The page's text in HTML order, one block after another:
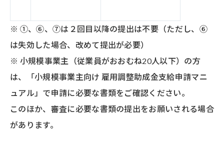
※ ①、⑥、⑦は２回目以降の提出は不要（ただし、⑥
は失効した場合、改めて提出が必要）
※ 小規模事業主（従業員がおおむね20人以下）の方
は、「小規模事業主向け 雇用調整助成金支給申請マニ
ュアル」で申請に必要な書類をご確認ください。
このほか、審査に必要な書類の提出をお願いされる場合
があります。